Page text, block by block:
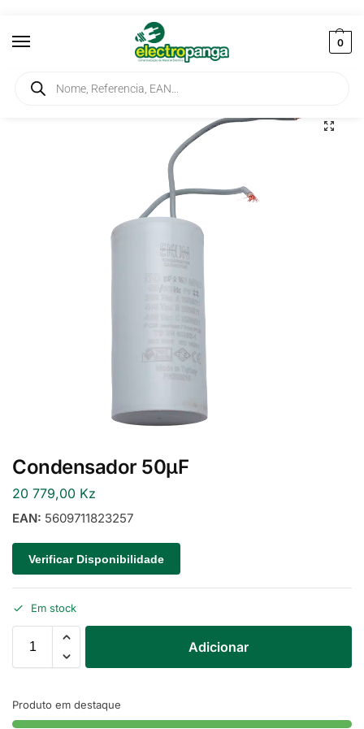
0
Início / Máquinas Eléctricas / Componentes
Condensador 50µF
20 779,00 Kz
EAN: 5609711823257
Verificar Disponibilidade
Em stock
Adicionar
Produto em destaque